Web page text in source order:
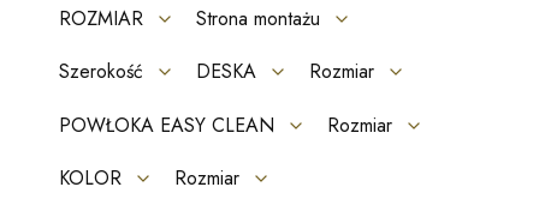
ROZMIAR
Strona montażu
Szerokość
DESKA
Rozmiar
POWŁOKA EASY CLEAN
Rozmiar
KOLOR
Rozmiar